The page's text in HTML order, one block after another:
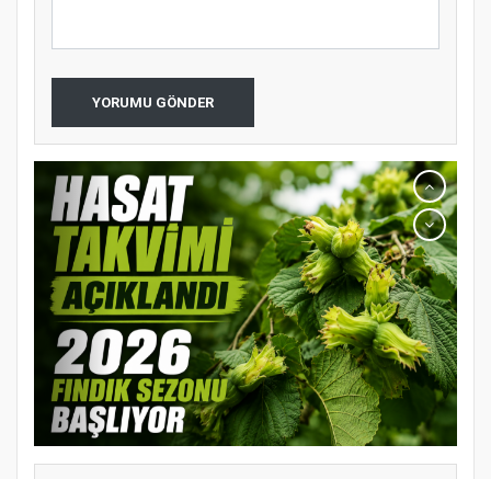
YORUMU GÖNDER
YENİ PARTİ TERME İLÇE BAŞKANLIĞINDA
ÜYE KATILIM PROGRAMI